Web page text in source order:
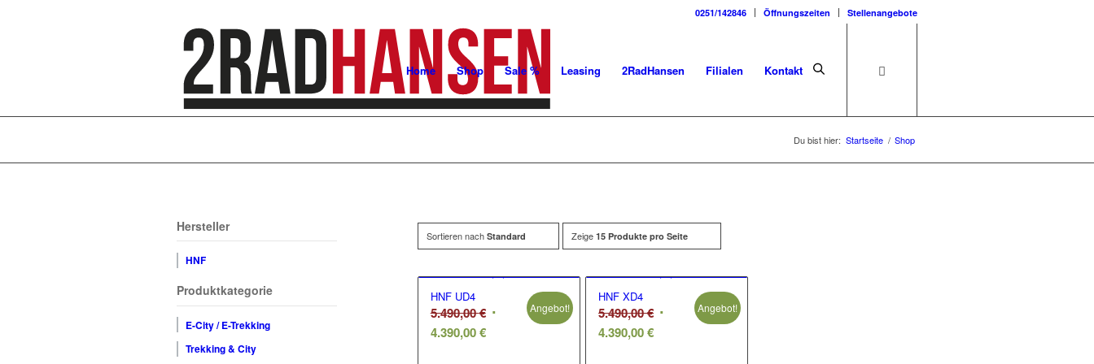
0251/142846 Öffnungszeiten Stellenangebote
Home Shop Sale % Leasing 2RadHansen Filialen Kontakt
Du bist hier: Startseite / Shop
Sortieren nach Standard Zeige 15 Produkte pro Seite
HNF UD4
5.490,00€ Ursprünglicher
4.390,00€Aktueller
Angebot!
HNF XD4
5.490,00€ Ursprünglicher
4.390,00€Aktueller
Angebot!
Hersteller
HNF
Produktkategorie
E-City / E-Trekking
Trekking & City